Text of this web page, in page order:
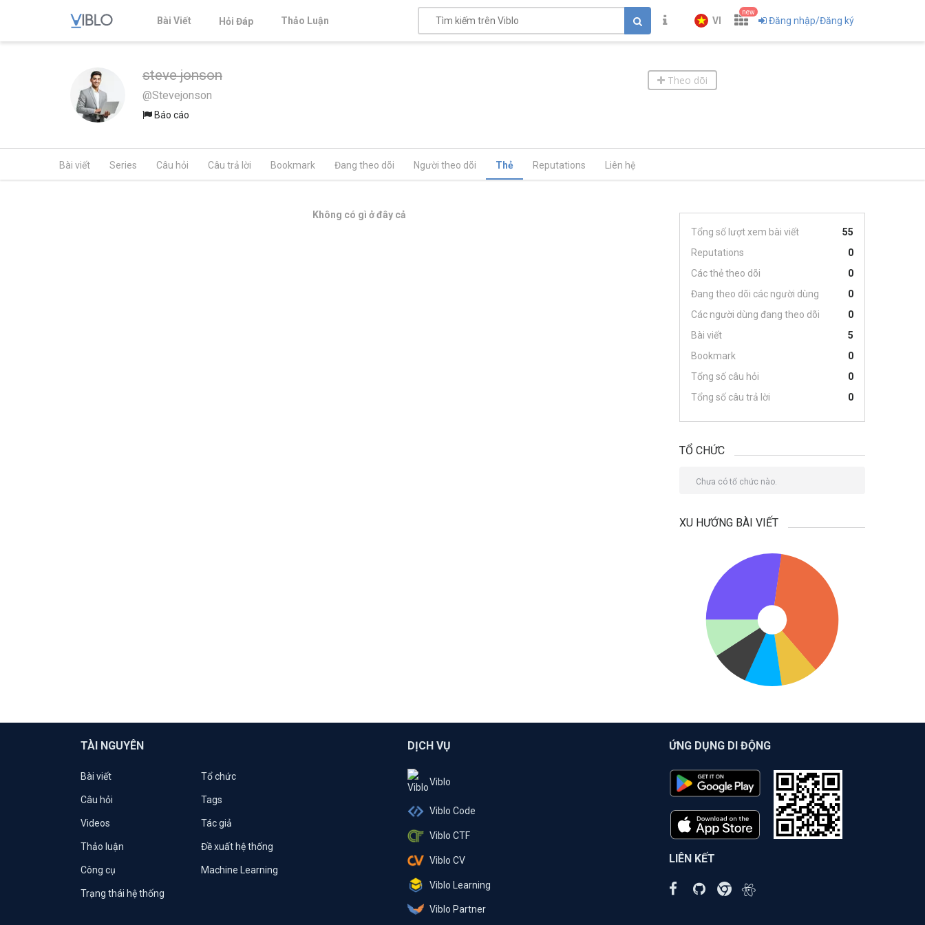
Bài Viết Hỏi Đáp Thảo Luận VI
new
Đăng nhập/Đăng ký
steve jonson
@Stevejonson
Báo cáo
Theo dõi
Bài viết Series Câu hỏi Câu trả lời Bookmark Đang theo dõi Người theo dõi Thẻ Reputations Liên hệ
Không có gì ở đây cả
Tổng số lượt xem bài viết
55
Reputations
0
Các thẻ theo dõi
0
Đang theo dõi các người dùng
0
Các người dùng đang theo dõi
0
Bài viết
5
Bookmark
0
Tổng số câu hỏi
0
Tổng số câu trả lời
0
TỔ CHỨC
Chưa có tổ chức nào.
XU HƯỚNG BÀI VIẾT
TÀI NGUYÊN
Bài viết Tổ chức
Câu hỏi Tags
Videos Tác giả
Thảo luận Đề xuất hệ thống
Công cụ Machine Learning
Trạng thái hệ thống
DỊCH VỤ
Viblo
Viblo Code
Viblo CTF
Viblo CV
Viblo Learning
Viblo Partner
ỨNG DỤNG DI ĐỘNG
LIÊN KẾT